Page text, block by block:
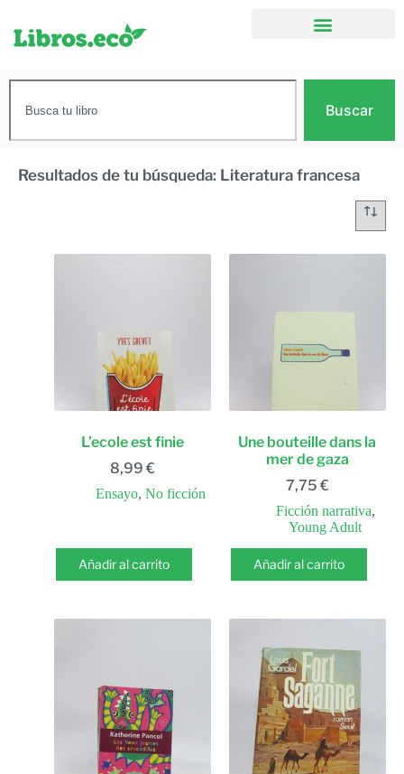
Buscar
Resultados de tu búsqueda: Literatura francesa
L’ecole est finie
8,99 €
Ensayo, No ficción
Añadir al carrito
Une bouteille dans la
mer de gaza
7,75 €
Ficción narrativa,
Young Adult
Añadir al carrito